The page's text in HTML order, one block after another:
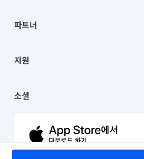
주소 | 본사: 서울특별시 종로구 율곡로
컨택센터 : 서울특별시 종로구 수송동
상품, 상품정보, 거래에 관한 의무와 책
언론 보도 관련 문의:
© 유한회사 미소. Miso, Inc. All Rights
채용
파트너
이사
지원
이용약관
문의하기
소셜
유튜브